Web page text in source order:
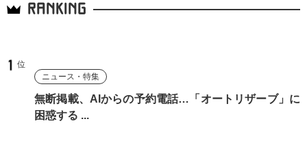
RANKING
ニュース・特集
無断掲載、AIからの予約電話…「オートリザーブ」に
困惑する ...